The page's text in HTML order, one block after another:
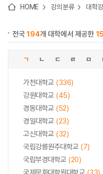
HOME 강의분류 대학
전국194개 대학에서 제공한
ㄱ ㄴ ㄷ ㄹ ㅁ
가천대학교 (336)
강원대학교 (45)
경동대학교 (52)
경일대학교 (23)
고신대학교 (32)
국립강릉원주대학교 (7)
국립부경대학교 (20)